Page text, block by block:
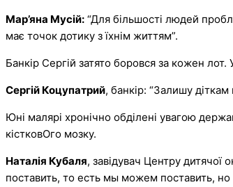
Мар’яна Мусій: “Для більшості людей
має точок дотику з їхнім життям”.
Банкір Сергій затято боровся за кожен
Сергій Коцупатрий, банкір: “Залишу
Юні малярі хронічно обділені увагою
кістковОго мозку.
Наталія Кубаля, завідувач Центру
поставить, то есть мы можем поставить,